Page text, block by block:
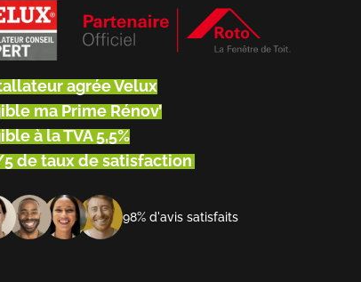
agrée Velux
ma Prime Rénov’
à la TVA 5,5%
de taux de satisfaction
98% d'avis satisfaits